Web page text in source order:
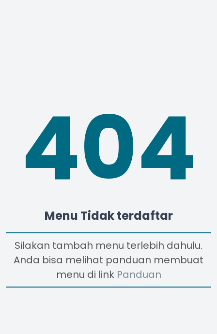
404
Menu Tidak terdaftar
Silakan tambah menu terlebih dahulu.
Anda bisa melihat panduan membuat
menu di link Panduan